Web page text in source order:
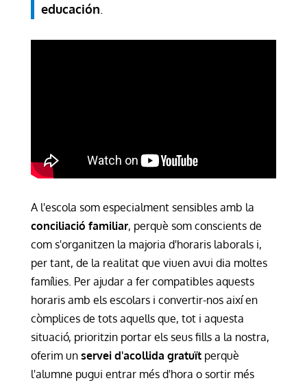
educación
A l'escola som especialment sensibles amb la
conciliació familiar, perquè som conscients de
com s'organitzen la majoria d'horaris laborals i,
per tant, de la realitat que viuen avui dia moltes
famílies. Per ajudar a fer compatibles aquests
horaris amb els escolars i convertir-nos així en
còmplices de tots aquells que, tot i aquesta
situació, prioritzin portar els seus fills a la nostra,
oferim un servei d'acollida gratuïtperquè
l'alumne pugui entrar més d'hora o sortir més